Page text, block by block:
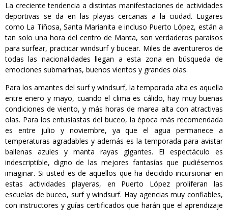
La creciente tendencia a distintas manifestaciones de actividades
deportivas se da en las playas cercanas a la ciudad. Lugares
como La Tiñosa, Santa Marianita e incluso Puerto López, están a
tan solo una hora del centro de Manta, son verdaderos paraísos
para surfear, practicar windsurf y bucear. Miles de aventureros de
todas las nacionalidades llegan a esta zona en búsqueda de
emociones submarinas, buenos vientos y grandes olas.
Para los amantes del surf y windsurf, la temporada alta es aquella
entre enero y mayo, cuando el clima es cálido, hay muy buenas
condiciones de viento, y más horas de marea alta con atractivas
olas. Para los entusiastas del buceo, la época más recomendada
es entre julio y noviembre, ya que el agua permanece a
temperaturas agradables y además es la temporada para avistar
ballenas azules y manta rayas gigantes. El espectáculo es
indescriptible, digno de las mejores fantasías que pudiésemos
imaginar. Si usted es de aquellos que ha decidido incursionar en
estas actividades playeras, en Puerto López proliferan las
escuelas de buceo, surf y windsurf. Hay agencias muy confiables,
con instructores y guías certificados que harán que el aprendizaje